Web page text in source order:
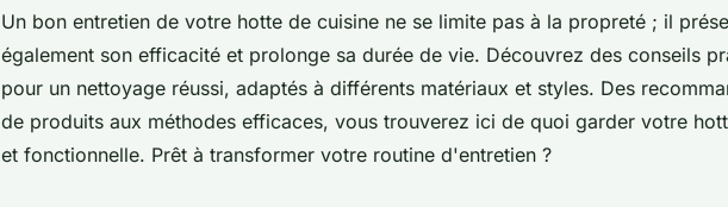
Un bon entretien de votre hotte de cuisine ne se limite pas à la propreté ; il
également son efficacité et prolonge sa durée de vie. Découvrez des conseils
pour un nettoyage réussi, adaptés à différents matériaux et styles. Des
de produits aux méthodes efficaces, vous trouverez ici de quoi garder votre
et fonctionnelle. Prêt à transformer votre routine d'entretien ?